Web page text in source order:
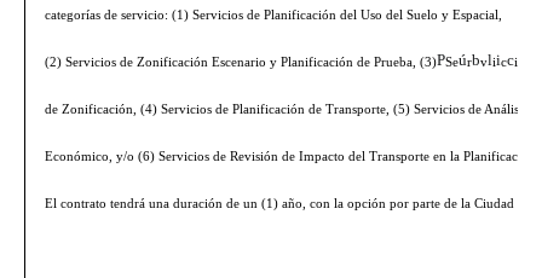
categorías de servicio: (1) Servicios de Planificación del Uso del Suelo y Espacial,
(2) Servicios de Zonificación Escenario y Planificación de Prueba, (3)PSeúrbvliiccio
de Zonificación, (4) Servicios de Planificación de Transporte, (5) Servicios de Análisis
Económico, y/o (6) Servicios de Revisión de Impacto del Transporte en la Planificación.
El contrato tendrá una duración de un (1) año, con la opción por parte de la Ciudad de